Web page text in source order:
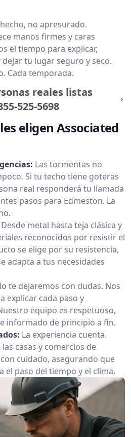
no apresurado.
manos firmes y caras
el tiempo para explicar,
tu lugar seguro y seco.
Cada temporada.
reales listas
525-5698
eligen Associated
Las tormentas no
Si tu techo tiene goteras
real responderá tu llamada
pasos para Edmeston. La
Desde metal hasta teja clásica y
reconocidos por resistir el
se elige por su resistencia,
adapta a tus necesidades
te dejaremos con dudas. Nos
explicar cada paso y
equipo es respetuoso,
informado de principio a fin.
La experiencia cuenta.
casas y comercios de
cuidado, asegurando que
el paso del tiempo y el clima.